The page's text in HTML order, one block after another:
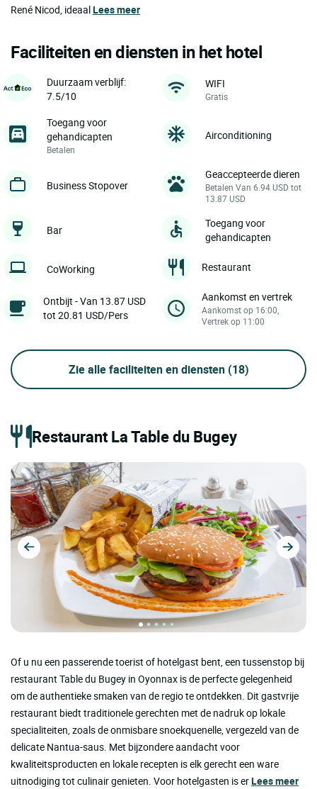
René Nicod, ideaalLees meer
Faciliteiten en diensten in het hotel
Duurzaam verblijf:
7.5/10
WIFI
Gratis
Toegang voor
gehandicapten
Betalen
Airconditioning
Business Stopover
Geaccepteerde dieren
Betalen Van 6.94 USD tot
13.87 USD
Bar
Toegang voor
gehandicapten
CoWorking Restaurant
Ontbijt - Van 13.87 USD
tot 20.81 USD/Pers
Aankomst en vertrek
Aankomst op 16:00,
Vertrek op 11:00
Zie alle faciliteiten en diensten (18)
Restaurant La Table du Bugey
Of u nu een passerende toerist of hotelgast bent, een tussenstop bij
restaurant Table du Bugey in Oyonnax is de perfecte gelegenheid
om de authentieke smaken van de regio te ontdekken. Dit gastvrije
restaurant biedt traditionele gerechten met de nadruk op lokale
specialiteiten, zoals de onmisbare snoekquenelle, vergezeld van de
delicate Nantua-saus. Met bijzondere aandacht voor
kwaliteitsproducten en lokale recepten is elk gerecht een ware
uitnodiging tot culinair genieten. Voor hotelgasten is erLees meer